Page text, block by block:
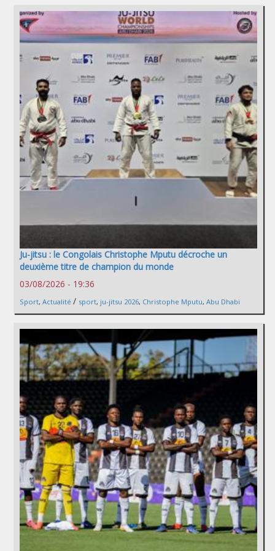
Ju-jitsu : le Congolais Christophe Mputu décroche un
deuxième titre de champion du monde
03/08/2026 - 19:36
Sport, Actualité / sport, ju-jitsu 2026, Christophe Mputu, Abu Dhabi